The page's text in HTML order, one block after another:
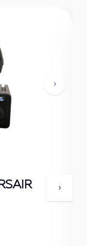
›
›